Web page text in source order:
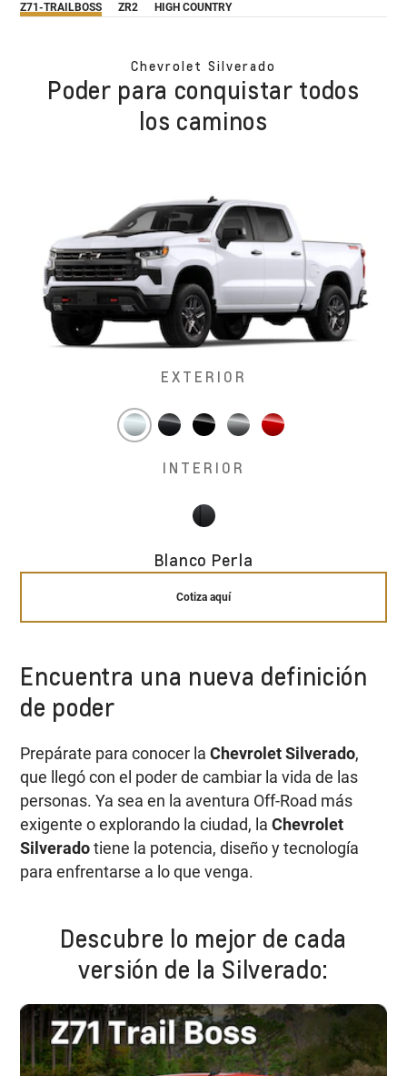
Z71-TRAILBOSS ZR2 HIGH COUNTRY
Chevrolet Silverado
Poder para conquistar todos
los caminos
EXTERIOR
INTERIOR
Blanco Perla
Cotiza aquí
Encuentra una nueva definición
de poder
Prepárate para conocer laChevrolet Silverado,
que llegó con el poder de cambiar la vida de las
personas. Ya sea en la aventura Off-Road más
exigente o explorando la ciudad, laChevrolet
Silveradotiene la potencia, diseño y tecnología
para enfrentarse a lo que venga.
Descubre lo mejor de cada
versión de la Silverado: